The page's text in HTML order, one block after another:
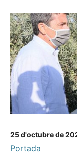
25 d'octubre de
Portada